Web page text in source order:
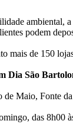
ambiental,
podem
mais de 150
Dia São
de Maio, Fonte
das 8h00